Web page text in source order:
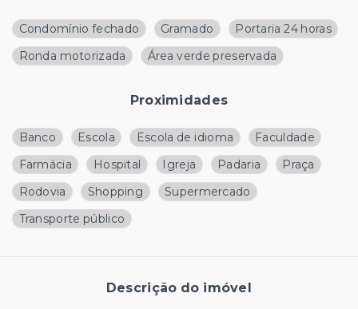
Condomínio fechado Gramado
Portaria 24 horas
Ronda motorizada
Área verde preservada
Proximidades
Banco Escola Escola de idioma
Faculdade
Farmácia
Hospital Igreja Padaria
Praça
Rodovia
Shopping
Supermercado
Transporte público
Descrição do imóvel